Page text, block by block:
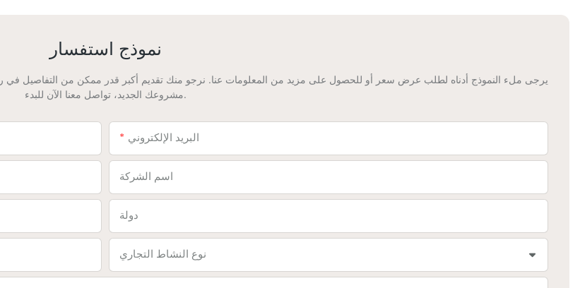
نموذج استفسار
يرجى ملء النموذج أدناه لطلب عرض سعر أو للحصول على مزيد من المعلومات عنا. نرجو منك تقديم أكبر قدر ممكن من التفاصيل
مشروعك الجديد، تواصل معنا الآن للبدء.
البريد الإلكتروني
اسم الشركة
دولة
نوع النشاط التجاري